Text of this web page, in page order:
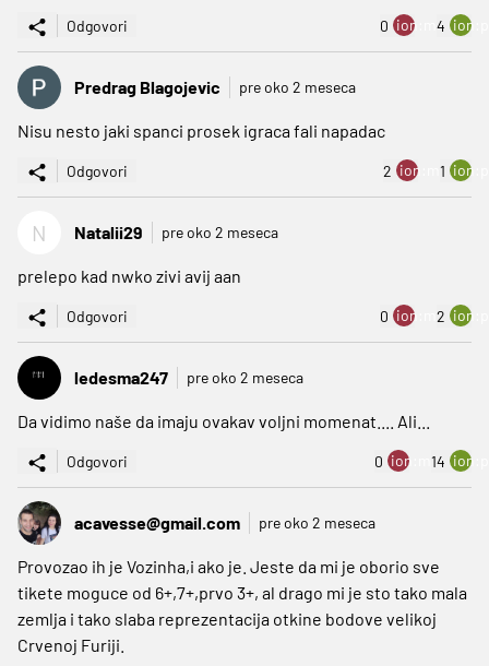
Odgovori 0 ion:minus
4
Predrag Blagojevic pre oko 2 meseca
Nisu nesto jaki spanci prosek igraca fali napadac
Odgovori 2 ion:minus
1
N Natalii29 pre oko 2 meseca
prelepo kad nwko zivi avij aan
Odgovori 0 ion:minus
2
ledesma247 pre oko 2 meseca
Da vidimo naše da imaju ovakav voljni momenat.... Ali...
Odgovori 0 ion:minus
14
acavesse@gmail.com pre oko 2 meseca
Provozao ih je Vozinha,i ako je. Jeste da mi je oborio sve
tikete moguce od 6+,7+,prvo 3+, al drago mi je sto tako mala
zemlja i tako slaba reprezentacija otkine bodove velikoj
Crvenoj Furiji.